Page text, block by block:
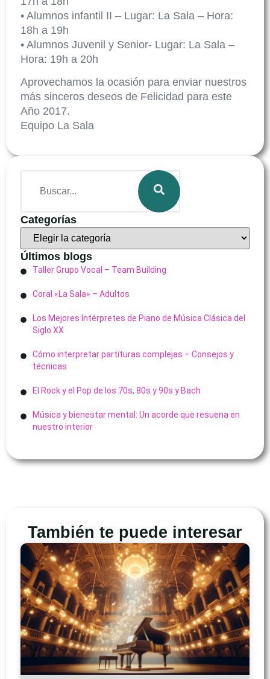
• Alumnos infantil II – Lugar: La Sala – Hora:
18h a 19h
• Alumnos Juvenil y Senior- Lugar: La Sala –
Hora: 19h a 20h
Aprovechamos la ocasión para enviar nuestros
más sinceros deseos de Felicidad para este
Año 2017.
Equipo La Sala
Categorías
Últimos blogs
Taller Grupo Vocal – Team Building
Coral «La Sala» – Adultos
Los Mejores Intérpretes de Piano de Música Clásica del
Siglo XX
Cómo interpretar partituras complejas – Consejos y
técnicas
El Rock y el Pop de los 70s, 80s y 90s y Bach
Música y bienestar mental: Un acorde que resuena en
nuestro interior
También te puede interesar